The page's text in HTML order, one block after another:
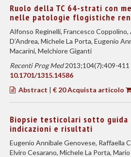
Ruolo della TC 64-strati con
nelle patologie flogistiche
Alfonso Reginelli, Francesco
D’Andrea, Michele La Porta, Eugenio
Macarini, Melchiore Giganti
Recenti Prog Med2013;104(7):409-411
10.1701/1315.14586
Abstract | € 20 Acquista articolo
Biopsie testicolari sotto guida
indicazioni e risultati
Eugenio Annibale Genovese, Raffaella
Elviro Cesarano, Michele La Porta,